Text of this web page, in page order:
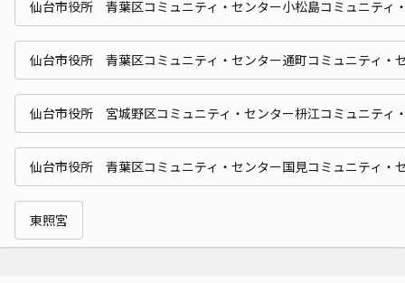
仙台市役所 青葉区コミュニティ・センター小松島コミュニティ
仙台市役所 青葉区コミュニティ・センター通町コミュニティ・
仙台市役所 宮城野区コミュニティ・センター枡江コミュニティ
仙台市役所 青葉区コミュニティ・センター国見コミュニティ・
東照宮